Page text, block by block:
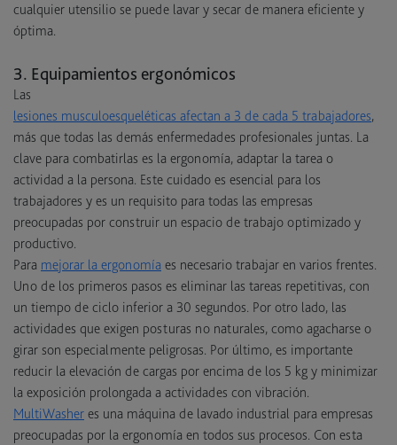
cualquier utensilio se puede lavar y secar de manera eficiente y
óptima.
3. Equipamientos ergonómicos
Las
lesiones musculoesqueléticas afectan a 3 de cada 5 trabajadores,
más que todas las demás enfermedades profesionales juntas. La
clave para combatirlas es la ergonomía, adaptar la tarea o
actividad a la persona. Este cuidado es esencial para los
trabajadores y es un requisito para todas las empresas
preocupadas por construir un espacio de trabajo optimizado y
productivo.
Para mejorar la ergonomía es necesario trabajar en varios frentes.
Uno de los primeros pasos es eliminar las tareas repetitivas, con
un tiempo de ciclo inferior a 30 segundos. Por otro lado, las
actividades que exigen posturas no naturales, como agacharse o
girar son especialmente peligrosas. Por último, es importante
reducir la elevación de cargas por encima de los 5 kg y minimizar
la exposición prolongada a actividades con vibración.
MultiWasher es una máquina de lavado industrial para empresas
preocupadas por la ergonomía en todos sus procesos. Con esta